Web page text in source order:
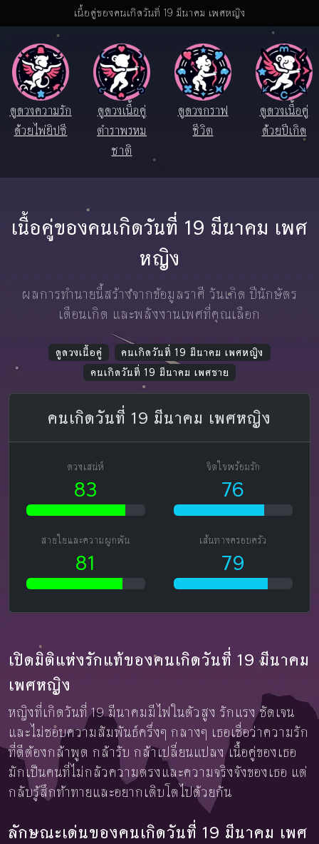
เนื้อคู่ของคนเกิดวันที่ 19 มีนาคม เพศหญิง
ดูดวงความรัก
ด้วยไพ่ยิปซี
ดูดวงเนื้อคู่
ตำราพรหม
ชาติ
ดูดวงกราฟ
ชีวิต
ดูดวงเนื้อคู่
ด้วยปีเกิด
เนื้อคู่ของคนเกิดวันที่ 19 มีนาคม เพศ
หญิง
ผลการทำนายนี้สร้างจากข้อมูลราศี วันเกิด ปีนักษัตร
เดือนเกิด และพลังงานเพศที่คุณเลือก
ดูดวงเนื้อคู่
คนเกิดวันที่ 19 มีนาคม เพศหญิง
คนเกิดวันที่ 19 มีนาคม เพศชาย
คนเกิดวันที่ 19 มีนาคม เพศหญิง
ดวงเสน่ห์
83
จิตใจพร้อมรัก
76
สายใยและความผูกพัน
81
เส้นทางครอบครัว
79
เปิดมิติแห่งรักแท้ของคนเกิดวันที่ 19 มีนาคม
เพศหญิง
หญิงที่เกิดวันที่ 19 มีนาคมมีไฟในตัวสูง รักแรง ชัดเจน
และไม่ชอบความสัมพันธ์ครึ่งๆ กลางๆ เธอเชื่อว่าความรัก
ที่ดีต้องกล้าพูด กล้ารับ กล้าเปลี่ยนแปลง เนื้อคู่ของเธอ
มักเป็นคนที่ไม่กลัวความตรงและความจริงจังของเธอ แต่
กลับรู้สึกท้าทายและอยากเติบโตไปด้วยกัน
ลักษณะเด่นของคนเกิดวันที่ 19 มีนาคม เพศ